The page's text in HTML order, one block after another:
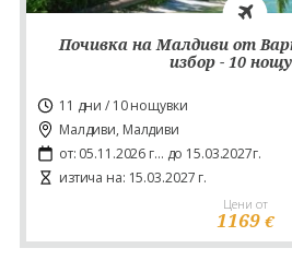
Почивка на Малдиви от
избор - 10
11 дни / 10 нощувки
Малдиви, Малдиви
от: 05.11.2026 г... до 15.03.2027г.
изтича на: 15.03.2027 г.
Цени от
1169 €